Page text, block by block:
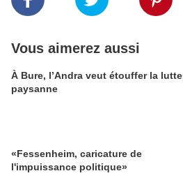
Vous aimerez aussi
À Bure, l’Andra veut étouffer la lutte
paysanne
«Fessenheim, caricature de
l'impuissance politique»